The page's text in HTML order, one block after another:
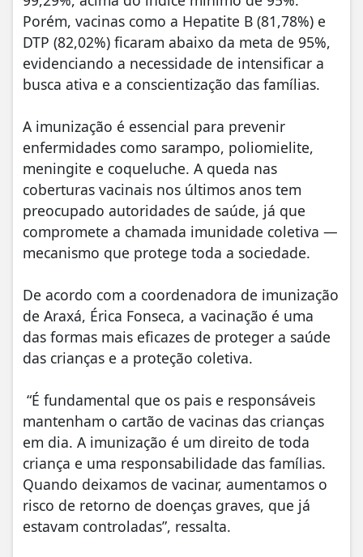
Porém, vacinas como a Hepatite B (81,78%) e
DTP (82,02%) ficaram abaixo da meta de 95%,
evidenciando a necessidade de intensificar a
busca ativa e a conscientização das famílias.
A imunização é essencial para prevenir
enfermidades como sarampo, poliomielite,
meningite e coqueluche. A queda nas
coberturas vacinais nos últimos anos tem
preocupado autoridades de saúde, já que
compromete a chamada imunidade coletiva —
mecanismo que protege toda a sociedade.
De acordo com a coordenadora de imunização
de Araxá, Érica Fonseca, a vacinação é uma
das formas mais eficazes de proteger a saúde
das crianças e a proteção coletiva.
“É fundamental que os pais e responsáveis
mantenham o cartão de vacinas das crianças
em dia. A imunização é um direito de toda
criança e uma responsabilidade das famílias.
Quando deixamos de vacinar, aumentamos o
risco de retorno de doenças graves, que já
estavam controladas”, ressalta.